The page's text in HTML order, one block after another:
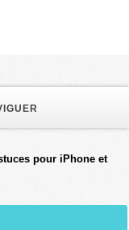
pour iPhone et